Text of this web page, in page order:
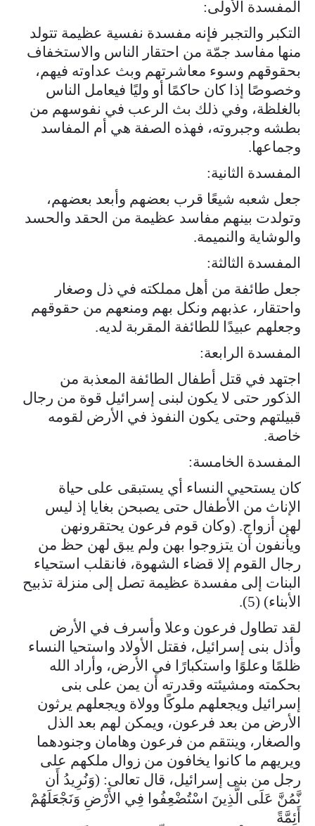
المفسدة الأولى:
التكبر والتجبر فإنه مفسدة نفسية عظيمة تتولد
منها مفاسد جمّة من احتقار الناس والاستخفاف
بحقوقهم وسوء معاشرتهم وبث عداوته فيهم،
وخصوصًا إذا كان حاكمًا أو وليًا فيعامل الناس
بالغلظة، وفي ذلك بث الرعب في نفوسهم من
بطشه وجبروته، فهذه الصفة هي أم المفاسد
وجماعها.
المفسدة الثانية:
جعل شعبه شيعًا قرب بعضهم وأبعد بعضهم،
وتولدت بينهم مفاسد عظيمة من الحقد والحسد
والوشاية والنميمة.
المفسدة الثالثة:
جعل طائفة من أهل مملكته في ذل وصغار
واحتقار، عذبهم ونكل بهم ومنعهم من حقوقهم
وجعلهم عبيدًا للطائفة المقربة لديه.
المفسدة الرابعة:
اجتهد في قتل أطفال الطائفة المعذبة من
الذكور حتى لا يكون لبنى إسرائيل قوة من رجال
قبيلتهم وحتى يكون النفوذ في الأرض لقومه
خاصة.
المفسدة الخامسة:
كان يستحيي النساء أي يستبقى على حياة
الإناث من الأطفال حتى يصبحن بغايا إذ ليس
لهن أزواج. (وكان قوم فرعون يحتقرونهن
ويأنفون أن يتزوجوا بهن ولم يبق لهن حظ من
رجال القوم إلا قضاء الشهوة، فانقلب استحياء
البنات إلى مفسدة عظيمة تصل إلى منزلة تذبيح
الأبناء) (5).
لقد تطاول فرعون وعلا وأسرف في الأرض
وأذل بنى إسرائيل، فقتل الأولاد واستحيا النساء
ظلمًا وعلوًا واستكبارًا في الأرض، وأراد الله
بحكمته ومشيئته وقدرته أن يمن على بنى
إسرائيل ويجعلهم ملوكًا وولاة ويجعلهم يرثون
الأرض من بعد فرعون، ويمكن لهم بعد الذل
والصغار، وينتقم من فرعون وهامان وجنودهما
ويريهم ما كانوا يخافون من زوال ملكهم على
رجل من بنى إسرائيل، قال تعالى: (وَنُرِيدُ أَن
نَّمُنَّ عَلَى الَّذِينَ اسْتُضْعِفُوا فِي الأَرْضِ وَنَجْعَلَهُمْ
أَئِمَّةً